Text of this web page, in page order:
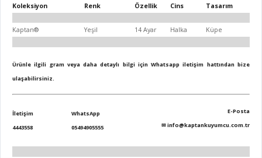
Koleksiyon Renk Özellik Cins Tasarım
Kaptan® Yeşil 14 Ayar Halka Küpe
Ürünle ilgili gram veya daha detaylı bilgi için Whatsapp iletişim hattından bize
ulaşabilirsiniz.
İletişim
4443558
WhatsApp
05494905555
E-Posta
✉info@kaptankuyumcu.com.tr